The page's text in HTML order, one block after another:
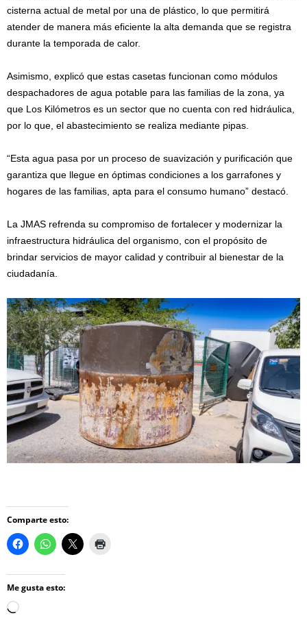
cisterna actual de metal por una de plástico, lo que permitirá
atender de manera más eficiente la alta demanda que se registra
durante la temporada de calor.
Asimismo, explicó que estas casetas funcionan como módulos
despachadores de agua potable para las familias de la zona, ya
que Los Kilómetros es un sector que no cuenta con red hidráulica,
por lo que, el abastecimiento se realiza mediante pipas.
“Esta agua pasa por un proceso de suavización y purificación que
garantiza que llegue en óptimas condiciones a los garrafones y
hogares de las familias, apta para el consumo humano” destacó.
La JMAS refrenda su compromiso de fortalecer y modernizar la
infraestructura hidráulica del organismo, con el propósito de
brindar servicios de mayor calidad y contribuir al bienestar de la
ciudadanía.
Comparte esto:
Me gusta esto:
Loading…